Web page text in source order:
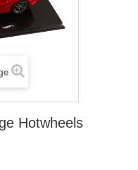
Hotwheels